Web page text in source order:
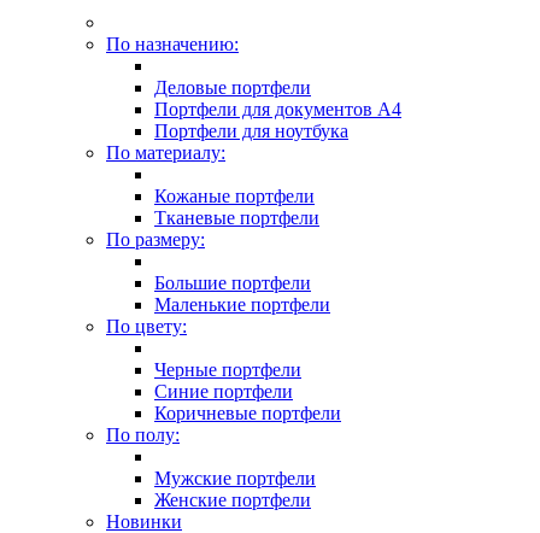
По назначению:
Деловые портфели
Портфели для документов A4
Портфели для ноутбука
По материалу:
Кожаные портфели
Тканевые портфели
По размеру:
Большие портфели
Маленькие портфели
По цвету:
Черные портфели
Синие портфели
Коричневые портфели
По полу:
Мужские портфели
Женские портфели
Новинки